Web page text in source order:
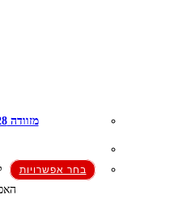
מזוודה 28 echolac דגם echolight
בחר אפשרויות